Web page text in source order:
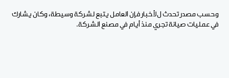
وحسب مصدر تحدث لﻷخبار فإن العامل يتبع لشركة وسيطة، وكان يشارك
في عمليات صيانة تجري منذ أيام في مصنع الشركة.